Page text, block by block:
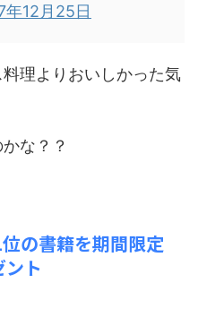
年12月25日
理よりおいしかった気
な？？
の書籍を期間限定
ント